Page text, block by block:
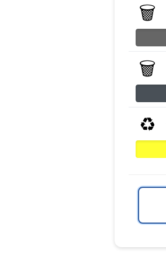
🗑️
🗑️
♻️